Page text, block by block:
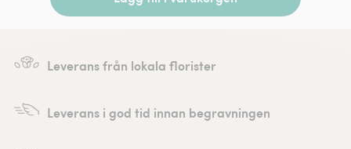
Leverans från lokala florister
Leverans i god tid innan begravningen